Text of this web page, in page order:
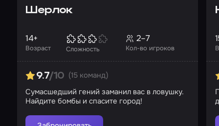
Шерлок
Возраст
14+
Сложность Кол-во игроков
2–7
9.7/10 (15 команд)
Сумасшедший гений заманил вас в ловушку.
Найдите бомбы и спасите город!